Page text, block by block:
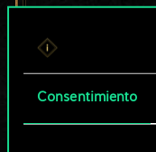
Consentimiento
¡Pero